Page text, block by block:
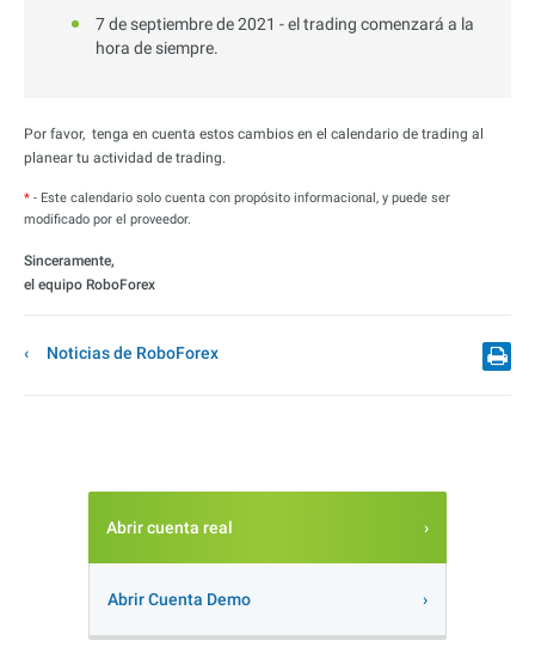
7 de septiembre de 2021 - el trading comenzará a la
hora de siempre.
Por favor, tenga en cuenta estos cambios en el calendario de trading al
planear tu actividad de trading.
* - Este calendario solo cuenta con propósito informacional, y puede ser
modificado por el proveedor.
Sinceramente,
el equipo RoboForex
Noticias de RoboForex
Abrir cuenta real
Abrir Cuenta Demo